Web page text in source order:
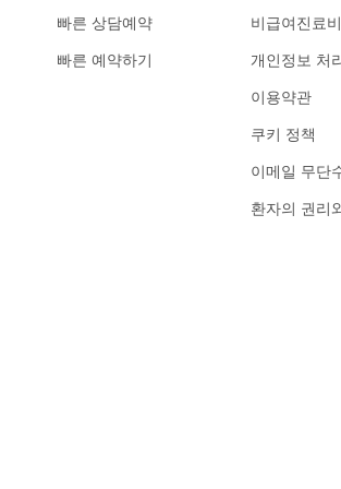
빠른 상담예약
빠른 예약하기
비급여진료
개인정보 처
이용약관
쿠키 정책
이메일 무단
환자의 권리